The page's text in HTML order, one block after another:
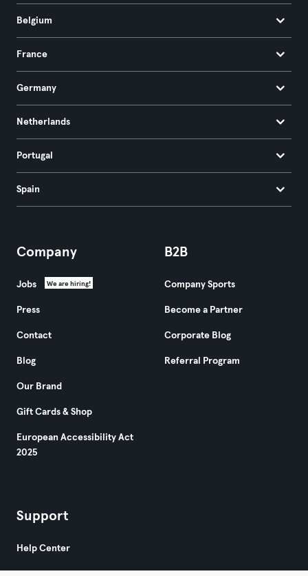
Belgium
France
Germany
Netherlands
Portugal
Spain
Company
Jobs We are hiring!
Press
Contact
Blog
Our Brand
Gift Cards & Shop
European Accessibility Act
2025
B2B
Company Sports
Become a Partner
Corporate Blog
Referral Program
Support
Help Center